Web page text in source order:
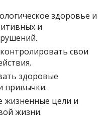
здоровье и
и
свои
здоровые
привычки.
жизненные цели и
жизни.